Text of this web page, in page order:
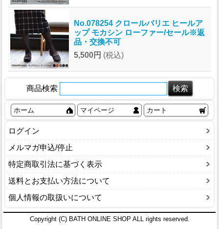
No.078254 クロールバリエ ヒールア
ップ モカシン ローファー/セール※返
品・交換不可
5,500円 (税込)
商品検索
ホーム マイページ カート
ログイン
メルマガ申込/停止
特定商取引法に基づく表示
送料とお支払い方法について
個人情報の取扱いについて
Copyright (C) BATH ONLINE SHOP ALL rights reserved.